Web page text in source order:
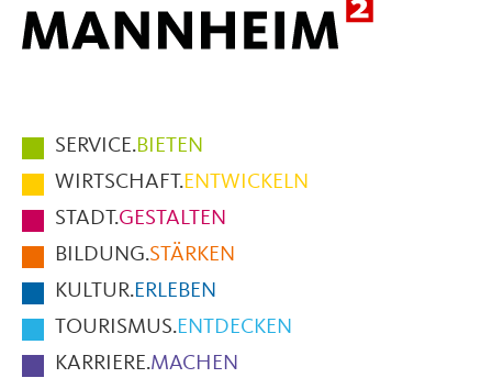
Hauptmenüpunkte
im
Fußbereich
der
Seite
SERVICE.BIETEN
WIRTSCHAFT.ENTWICKELN
STADT.GESTALTEN
BILDUNG.STÄRKEN
KULTUR.ERLEBEN
TOURISMUS.ENTDECKEN
KARRIERE.MACHEN